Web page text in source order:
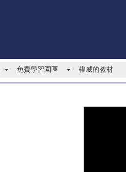
免費學習園區 權威的教材